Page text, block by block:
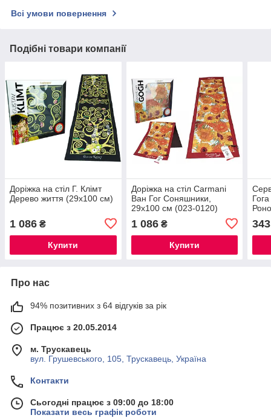
Всі умови повернення
Подібні товари компанії
Доріжка на стіл Г. Клімт
Дерево життя (29х100 см)
1 086 ₴
Купити
Доріжка на стіл Carmani
Ван Гог Соняшники,
29х100 см (023-0120)
1 086₴
Купити
343
Про нас
94% позитивних з 64 відгуків за рік
Працює з 20.05.2014
м. Трускавець
вул. Грушевського, 105, Трускавець, Україна
Контакти
Сьогодні працює з 09:00 до 18:00
Показати весь графік роботи